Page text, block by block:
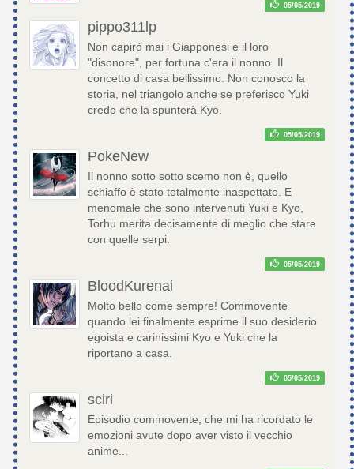
05/05/2019
pippo311lp
Non capirò mai i Giapponesi e il loro
"disonore", per fortuna c'era il nonno. Il
concetto di casa bellissimo. Non conosco la
storia, nel triangolo anche se preferisco Yuki
credo che la spunterà Kyo.
05/05/2019
PokeNew
Il nonno sotto sotto scemo non è, quello
schiaffo è stato totalmente inaspettato. E
menomale che sono intervenuti Yuki e Kyo,
Torhu merita decisamente di meglio che stare
con quelle serpi.
05/05/2019
BloodKurenai
Molto bello come sempre! Commovente
quando lei finalmente esprime il suo desiderio
egoista e carinissimi Kyo e Yuki che la
riportano a casa.
05/05/2019
sciri
Episodio commovente, che mi ha ricordato le
emozioni avute dopo aver visto il vecchio
anime...